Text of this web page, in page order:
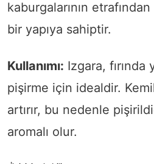
kaburgalarının
bir yapıya sahiptir.
Kullanımı: Izgara, fırında
pişirme için idealdir.
artırır, bu nedenle
aromalı olur.